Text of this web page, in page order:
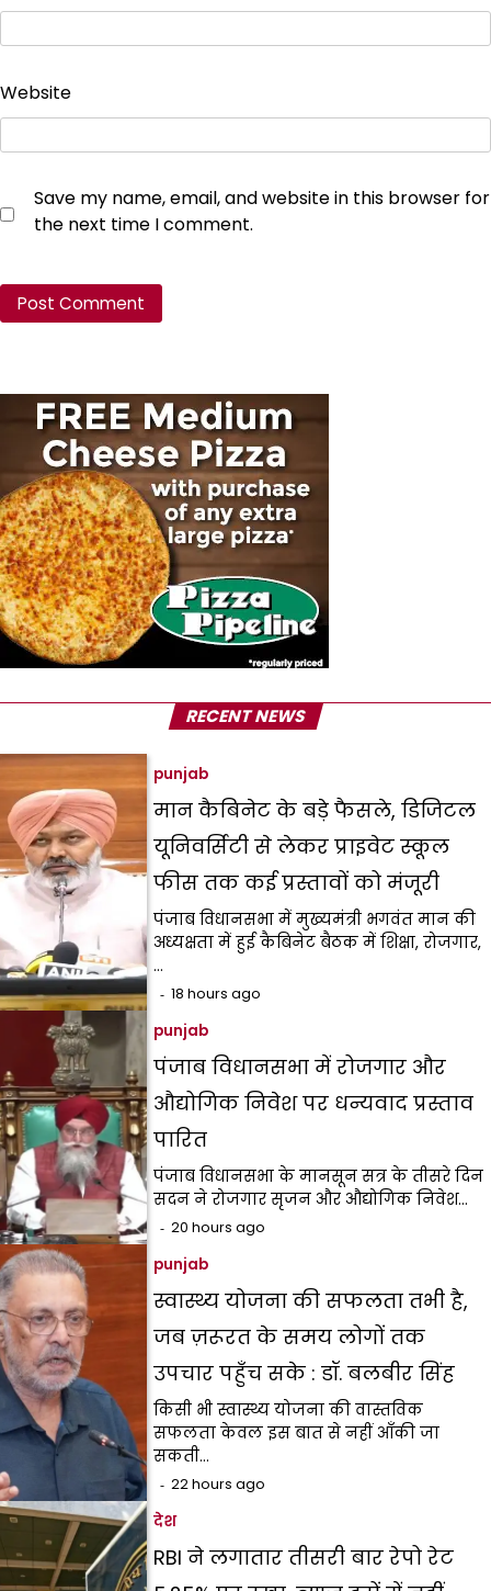
Website
Save my name, email, and website in this browser for
the next time I comment.
RECENT NEWS
punjab
मान कैबिनेट के बड़े फैसले, डिजिटल
यूनिवर्सिटी से लेकर प्राइवेट स्कूल
फीस तक कई प्रस्तावों को मंजूरी
पंजाब विधानसभा में मुख्यमंत्री भगवंत मान की
अध्यक्षता में हुई कैबिनेट बैठक में शिक्षा, रोजगार,
…
18 hours ago
punjab
पंजाब विधानसभा में रोजगार और
औद्योगिक निवेश पर धन्यवाद प्रस्ताव
पारित
पंजाब विधानसभा के मानसून सत्र के तीसरे दिन
सदन ने रोजगार सृजन और औद्योगिक निवेश…
20 hours ago
punjab
स्वास्थ्य योजना की सफलता तभी है,
जब ज़रूरत के समय लोगों तक
उपचार पहुँच सके : डॉ. बलबीर सिंह
किसी भी स्वास्थ्य योजना की वास्तविक
सफलता केवल इस बात से नहीं आँकी जा
सकती…
22 hours ago
देश
RBI ने लगातार तीसरी बार रेपो रेट